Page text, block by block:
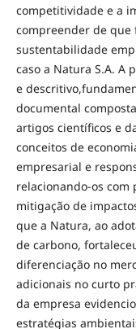
competitividade e a
compreender de que
sustentabilidade
caso a Natura S.A. A
e
documental
artigos científicos e
conceitos de
empresarial e
relacionando-os com
mitigação de
que a Natura, ao
de carbono,
diferenciação no
adicionais no curto
da empresa
estratégias